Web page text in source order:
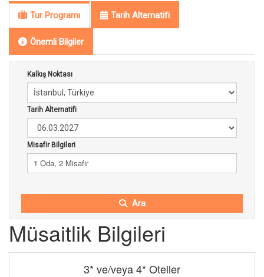
Tur Programı Tarih Alternatifi
Önemli Bilgiler
Kalkış Noktası
Tarih Alternatifi
Misafir Bilgileri
1 Oda, 2 Misafir
Ara
Müsaitlik Bilgileri
3* ve/veya 4* Oteller